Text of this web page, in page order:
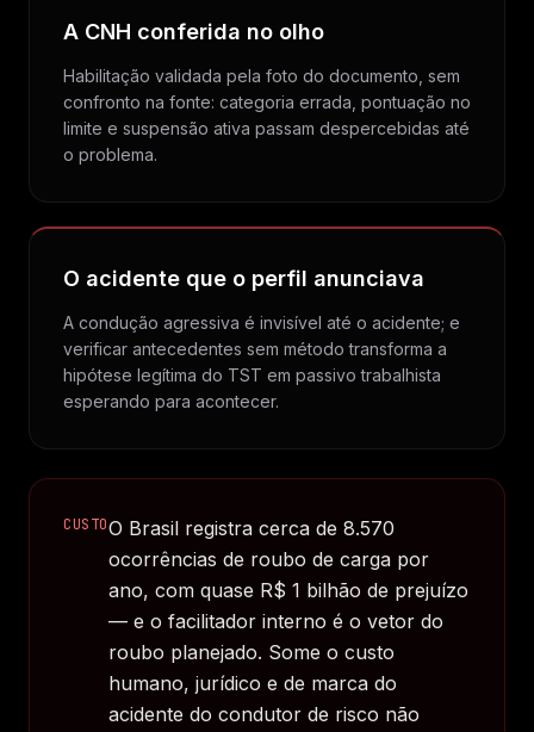
A CNH conferida no olho
Habilitação validada pela foto do documento, sem
confronto na fonte: categoria errada, pontuação no
limite e suspensão ativa passam despercebidas até
o problema.
O acidente que o perfil anunciava
A condução agressiva é invisível até o acidente; e
verificar antecedentes sem método transforma a
hipótese legítima do TST em passivo trabalhista
esperando para acontecer.
CUSTOO Brasil registra cerca de 8.570
ocorrências de roubo de carga por
ano, com quase R$ 1 bilhão de prejuízo
— e o facilitador interno é o vetor do
roubo planejado. Some o custo
humano, jurídico e de marca do
acidente do condutor de risco não